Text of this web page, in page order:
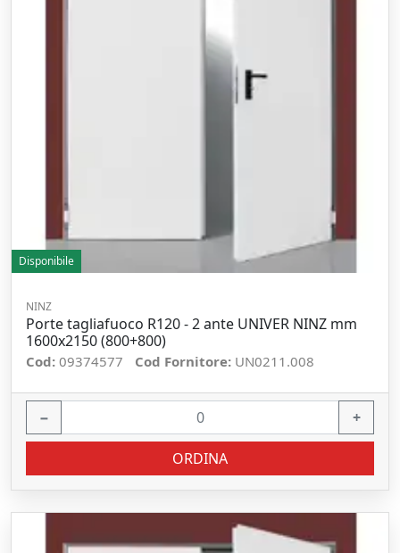
Disponibile
NINZ
Porte tagliafuoco R120 - 2 ante UNIVER NINZ mm
1600x2150 (800+800)
Cod: 09374577 Cod Fornitore: UN0211.008
− +
ORDINA